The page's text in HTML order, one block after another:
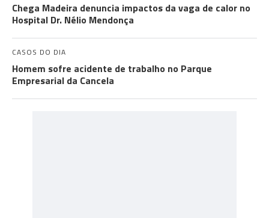
Chega Madeira denuncia impactos da vaga de calor no
Hospital Dr. Nélio Mendonça
CASOS DO DIA
Homem sofre acidente de trabalho no Parque
Empresarial da Cancela